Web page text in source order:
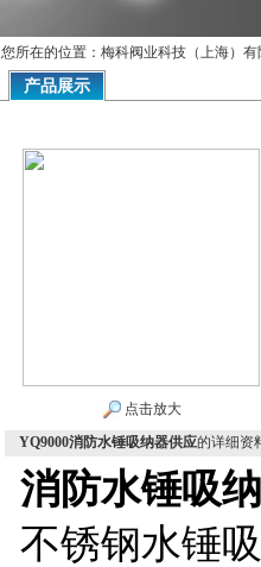
您所在的位置：梅科阀业科技（上海）
产品展示
点击放大
YQ9000消防水锤吸纳器供应的详细资
消防水锤吸
不锈钢水锤